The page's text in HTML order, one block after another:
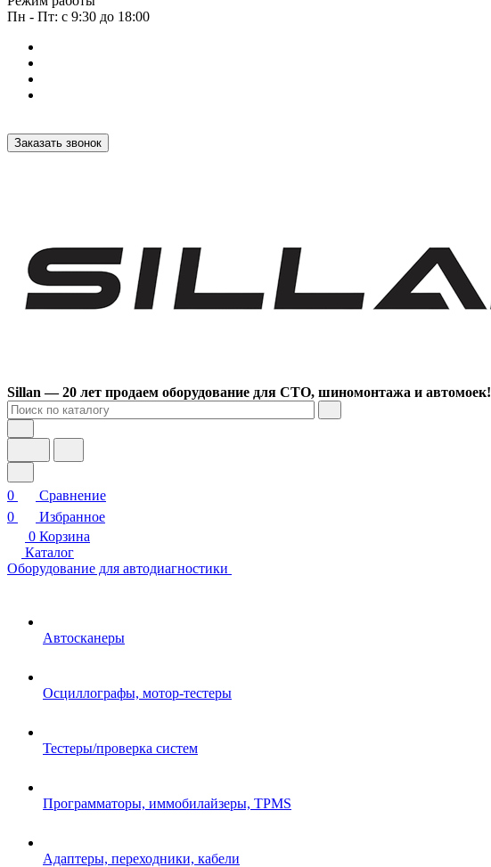
Пн - Пт: с 9:30 до 18:00
Заказать звонок
Sillan — 20 лет продаем оборудование для СТО, шиномонтажа и автомоек!
0
Сравнение
0
Избранное
0 Корзина
Каталог
Оборудование для автодиагностики
Автосканеры
Осциллографы, мотор-тестеры
Тестеры/проверка систем
Программаторы, иммобилайзеры, TPMS
Адаптеры, переходники, кабели